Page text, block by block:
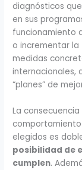
diagnósticos
en sus
funcionamiento
o incrementar
medidas
internacionales,
“planes” de
La
elegidos es
posibilidad de
cumplen.